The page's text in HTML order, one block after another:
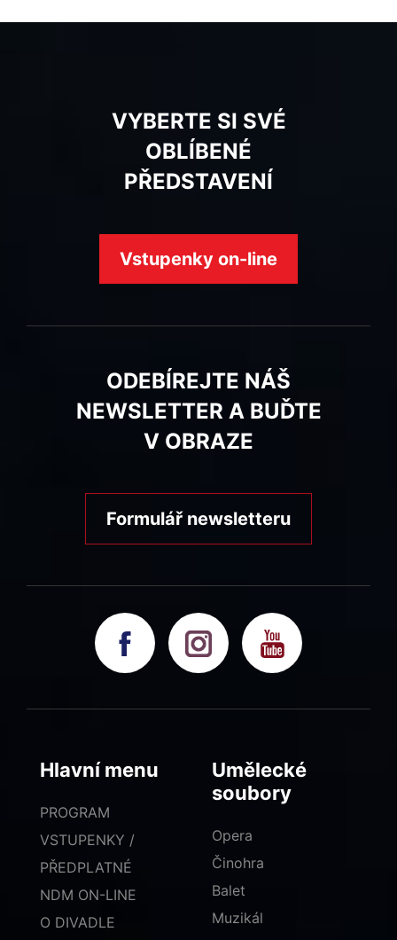
VYBERTE SI SVÉ
OBLÍBENÉ
PŘEDSTAVENÍ
Vstupenky on-line
ODEBÍREJTE NÁŠ
NEWSLETTER A BUĎTE
V OBRAZE
Formulář newsletteru
Hlavní menu
PROGRAM
VSTUPENKY /
PŘEDPLATNÉ
NDM ON-LINE
O DIVADLE
Umělecké
soubory
Opera
Činohra
Balet
Muzikál